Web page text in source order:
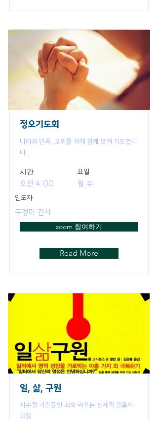
정오기도회
나라와 민족, 교회를 위해 함께 모여 기도합니
다.
​시간
오전 4:00
요일
월,수
인도자
구경미 간사
zoom 참여하기
Read More
일, 삶, 구원
사순절 기간동안 죄와 싸우는 실제적 걸음이
되길